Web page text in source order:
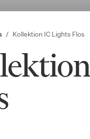
Kollektion IC Lights Flos